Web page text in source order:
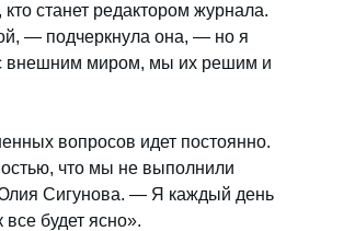
станет редактором журнала.
— подчеркнула она, — но я
внешним миром, мы их решим и
вопросов идет постоянно.
что мы не выполнили
Сигунова. — Я каждый день
будет ясно».